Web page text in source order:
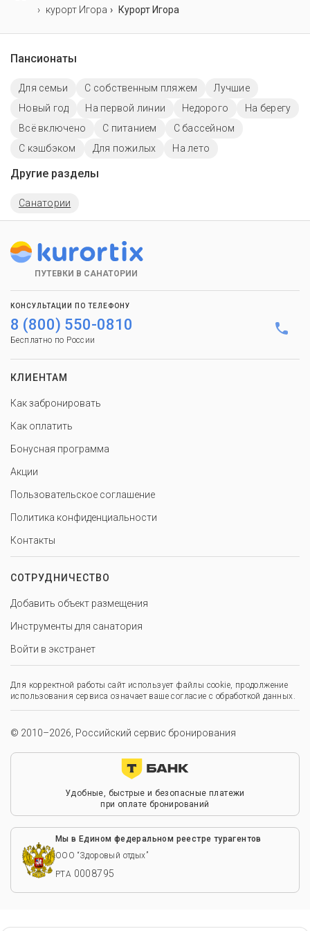
курорт Игора
Курорт Игора
Пансионаты
Для семьи С собственным пляжем
Лучшие
Новый год
На первой линии Недорого
На берегу
Всё включено
С питанием
C бассейном
С кэшбэком
Для пожилых На лето
Другие разделы
Санатории
ПУТЕВКИ В САНАТОРИИ
КОНСУЛЬТАЦИИ ПО ТЕЛЕФОНУ
8 (800) 550-0810
Бесплатно по России
КЛИЕНТАМ
Как забронировать
Как оплатить
Бонусная программа
Акции
Пользовательское соглашение
Политика конфиденциальности
Контакты
СОТРУДНИЧЕСТВО
Добавить объект размещения
Инструменты для санатория
Войти в экстранет
Для корректной работы сайт использует файлы cookie, продолжение
использования сервиса означает ваше согласие с обработкой данных.
© 2010–2026, Российский сервис бронирования
Удобные, быстрые и безопасные платежи
при оплате бронирований
Мы в Едином федеральном реестре турагентов
ООО “Здоровый отдых”
РТА 0008795